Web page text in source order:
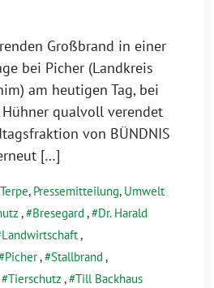
Großbrand in einer
bei Picher (Landkreis
am heutigen Tag, bei
qualvoll verendet
von BÜNDNIS
[…]
, Pressemitteilung, Umwelt
, Bresegard ,
Dr. Harald
Landwirtschaft,
Picher, Stallbrand ,
Tierschutz , Till Backhaus